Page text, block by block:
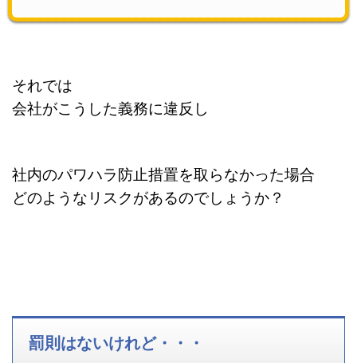
それでは
会社がこうした義務に違反し
社内のパワハラ防止措置を取らなかった場合
どのようなリスクがあるのでしょうか？
罰則はないけれど・・・